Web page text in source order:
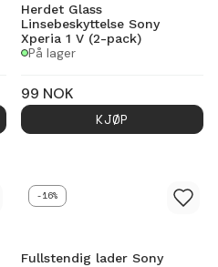
Herdet Glass
Linsebeskyttelse Sony
Xperia 1 V (2-pack)
På lager
99 NOK
KJØP
-16%
Fullstendig lader Sony